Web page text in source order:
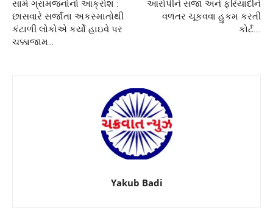
સામે ગ્રામજનોનો આક્રોશ :
છાસવારે સર્જાતા અકસ્માતોથી
કંટાળી લોકોએ કર્યો હાઇવે પર
ચક્કાજામ…
આરોપીને સજા અને ફરિયાદીને
વળતર ચૂકવવા હુકમ કરતી
કોર્ટ….
Yakub Badi